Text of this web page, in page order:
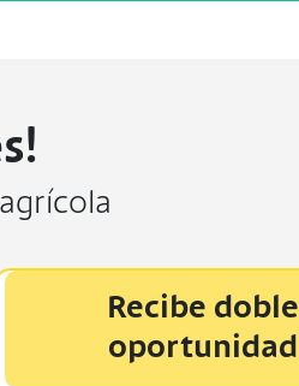
Recibe doble
oportunidad